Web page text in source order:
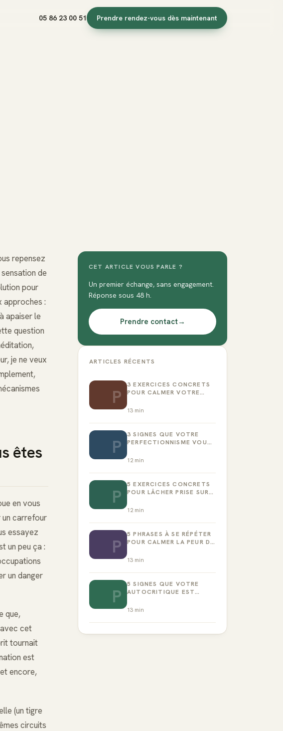
05 86 23 00 51 Prendre rendez-vous dès maintenant
repensez
de
pour
approches :
apaiser le
question
je ne veux
êtes
en vous
un carrefour
essayez
un peu ça :
un danger
que,
cet
tournait
est
encore,
(un tigre
circuits
CET ARTICLE VOUS PARLE ?
Un premier échange, sans engagement.
Réponse sous 48 h.
Prendre contact→
ARTICLES RÉCENTS
P
3 EXERCICES CONCRETS
POUR CALMER VOTRE
13 min
P
3 SIGNES QUE VOTRE
PERFECTIONNISME VOUS
12min
P
5 EXERCICES CONCRETS
POUR LÂCHER PRISE SUR
12min
P
5 PHRASES À SE RÉPÉTER
POUR CALMER LA PEUR DE
13 min
P
5 SIGNES QUE VOTRE
AUTOCRITIQUE EST
13 min